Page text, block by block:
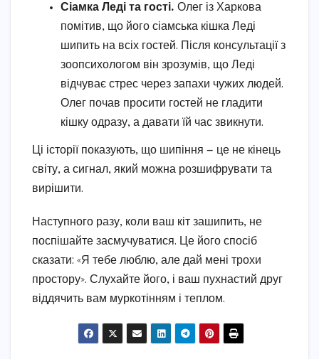
Сіамка Леді та гості. Олег із Харкова
помітив, що його сіамська кішка Леді
шипить на всіх гостей. Після консультації з
зоопсихологом він зрозумів, що Леді
відчуває стрес через запахи чужих людей.
Олег почав просити гостей не гладити
кішку одразу, а давати їй час звикнути.
Ці історії показують, що шипіння — це не кінець
світу, а сигнал, який можна розшифрувати та
вирішити.
Наступного разу, коли ваш кіт зашипить, не
поспішайте засмучуватися. Це його спосіб
сказати: «Я тебе люблю, але дай мені трохи
простору». Слухайте його, і ваш пухнастий друг
віддячить вам муркотінням і теплом.